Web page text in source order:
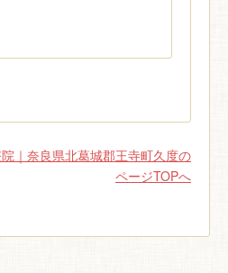
｜奈良県北葛城郡王寺町久度の
ページTOPへ